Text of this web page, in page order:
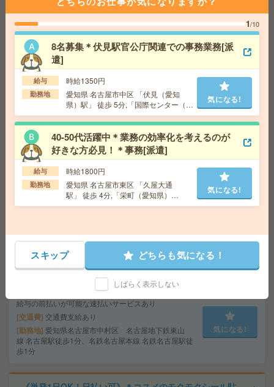
3ヵ月で73万円稼ぐ！病院で備品のチェックなど＊医療行
為はナシ[派遣]
給 与
無資格の方：時給1400円～1750円 / 介護福祉
士：時給1700円～2125円 / 初任者以上：時給1500円
～1875円
交通費 全額支給
勤務地 【名古屋市千種区】名古屋大学・千種・東山
公園・池下・覚王山など勤務地多数！
気になる!
人気エリア＊郵便物集荷や書類確認など＊アラフィフ活
躍中[派遣]
給 与 時給1500円～1550円＋交 【月収例】232,5
00円～ ■給与の前払いが可能な速払いサービスあり
交通費支給あり
気になる!
【2名募集】週3～4日在宅＊未経験OK＊メールで面接日
程調整[派遣]
時給1500円＋交 【月収例】296,250円～ ■
給与の前払いが可能な速払いサービスあり
交通費 交通費支給あり
勤務地 愛知県名古屋市中村区 名古屋地下鉄東山
線 名古屋駅徒歩1分、名鉄名古屋本線 名鉄名古屋駅徒
歩1分
気になる!
1/10
8名募集＊伏見駅官公庁関連での事務業務[派
遣]
給与 時給1350円
勤務地
愛知県 名古屋市中区 「伏見（愛知
県）駅」 徒歩 5分,「国際センター（愛
知県）駅」 徒歩 8分
気になる!
40-50代活躍中＊業務の効率化を考えるのが
好きな方必見！＊事務[派遣]
給与 時給1800円
勤務地
愛知県 名古屋市東区 「久屋大通
駅」 徒歩 4分,「栄町（愛知県）
駅」 徒歩 5分
気になる!
スキップ どちらも気になる！
しばらく表示しない